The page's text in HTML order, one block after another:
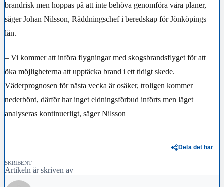
brandrisk men hoppas på att inte behöva genomföra våra planer,
säger Johan Nilsson, Räddningschef i beredskap för Jönköpings
län.
– Vi kommer att införa flygningar med skogsbrandsflyget för att
öka möjligheterna att upptäcka brand i ett tidigt skede.
Väderprognosen för nästa vecka är osäker, troligen kommer
nederbörd, därför har inget eldningsförbud införts men läget
analyseras kontinuerligt, säger Nilsson
Dela det här
SKRIBENT
Artikeln är skriven av